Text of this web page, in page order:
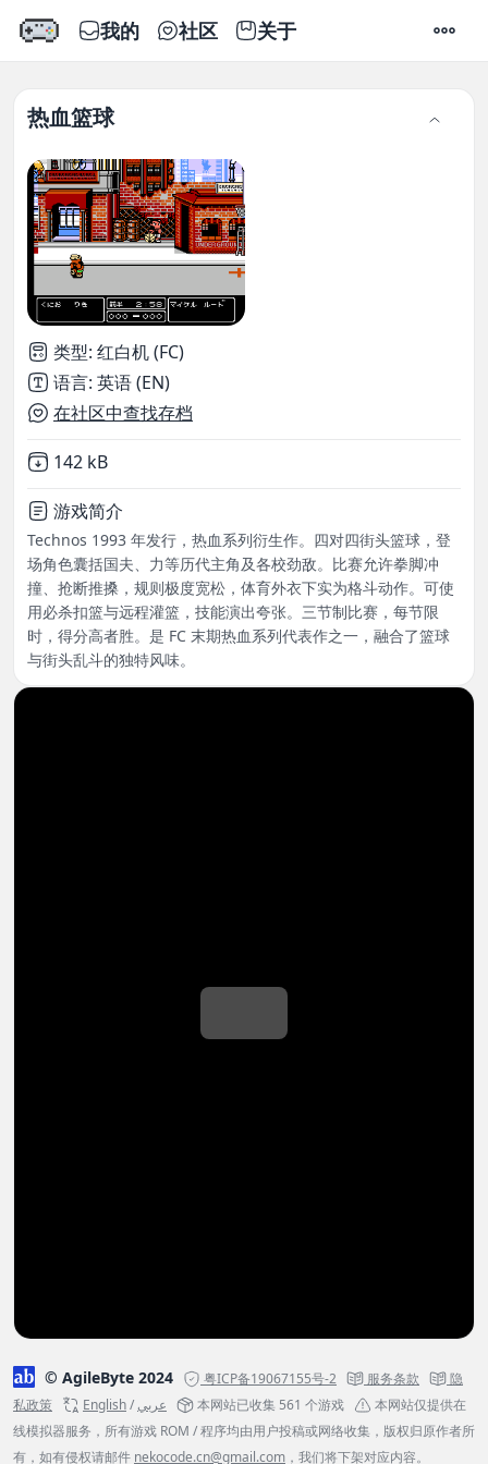
我的 社区 关于 设置
热血篮球
类型: 红白机 (FC)
语言: 英语 (EN)
在社区中查找存档
Not downloaded
142 kB
游戏简介
Technos 1993 年发行，热血系列衍生作。四对四街头篮球，登
场角色囊括国夫、力等历代主角及各校劲敌。比赛允许拳脚冲
撞、抢断推搡，规则极度宽松，体育外衣下实为格斗动作。可使
用必杀扣篮与远程灌篮，技能演出夸张。三节制比赛，每节限
时，得分高者胜。是 FC 末期热血系列代表作之一，融合了篮球
与街头乱斗的独特风味。
© AgileByte 2024 粤ICP备19067155号-2 服务条款
隐
私政策
English/عربي 本网站已收集 561 个游戏
本网站仅提供在
线模拟器服务，所有游戏 ROM / 程序均由用户投稿或网络收集，版权归原作者所
有，如有侵权请邮件 nekocode.cn@gmail.com ，我们将下架对应内容。